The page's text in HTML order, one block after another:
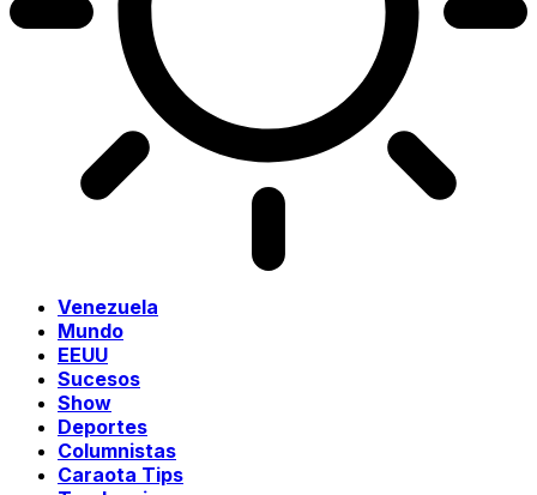
Venezuela
Mundo
EEUU
Sucesos
Show
Deportes
Columnistas
Caraota Tips